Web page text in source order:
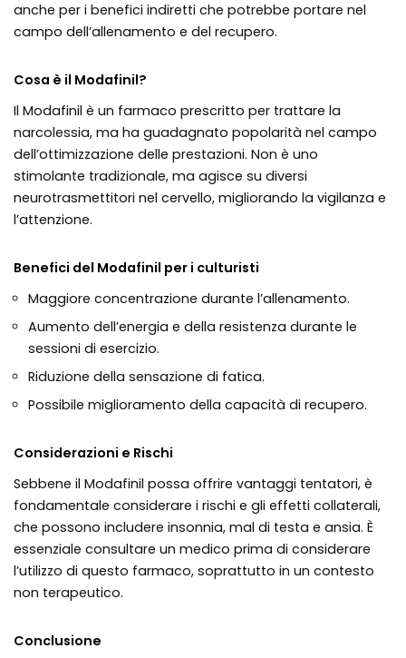
anche per i benefici indiretti che potrebbe portare nel
campo dell’allenamento e del recupero.
Cosa è il Modafinil?
Il Modafinil è un farmaco prescritto per trattare la
narcolessia, ma ha guadagnato popolarità nel campo
dell’ottimizzazione delle prestazioni. Non è uno
stimolante tradizionale, ma agisce su diversi
neurotrasmettitori nel cervello, migliorando la vigilanza e
l’attenzione.
Benefici del Modafinil per i culturisti
Maggiore concentrazione durante l’allenamento.
Aumento dell’energia e della resistenza durante le
sessioni di esercizio.
Riduzione della sensazione di fatica.
Possibile miglioramento della capacità di recupero.
Considerazioni e Rischi
Sebbene il Modafinil possa offrire vantaggi tentatori, è
fondamentale considerare i rischi e gli effetti collaterali,
che possono includere insonnia, mal di testa e ansia. È
essenziale consultare un medico prima di considerare
l’utilizzo di questo farmaco, soprattutto in un contesto
non terapeutico.
Conclusione